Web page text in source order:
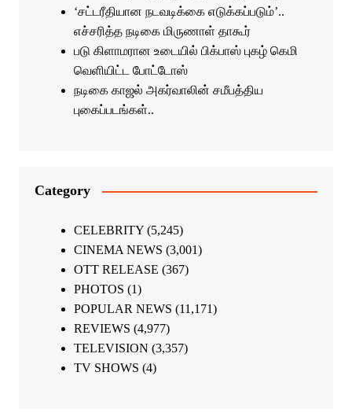
‘சட்டரீதியான நடவடிக்கை எடுக்கப்படும்’..
எச்சரித்த நடிகை மிருணாள் தாகூர்
படு கிளாமரான உடையில் பிக்பாஸ் புகழ் கெமி
வெளியிட்ட போட்டோஸ்
நடிகை காஜல் அகர்வாலின் சமீபத்திய
புகைப்படங்கள்..
Category
CELEBRITY(5,245)
CINEMA NEWS (3,001)
OTT RELEASE (367)
PHOTOS (1)
POPULAR NEWS (11,171)
REVIEWS (4,977)
TELEVISION (3,357)
TV SHOWS (4)